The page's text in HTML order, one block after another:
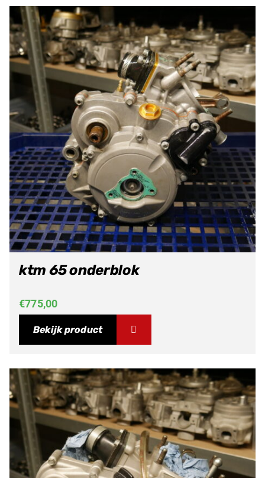
ktm 65 onderblok
€775,00
Bekijk product